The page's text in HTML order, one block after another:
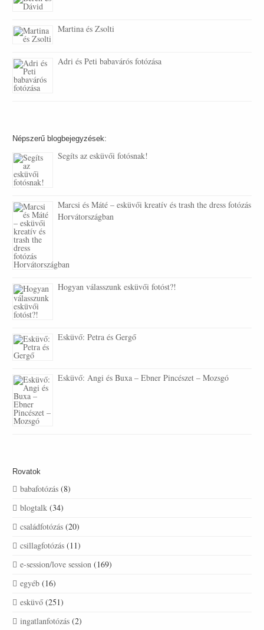
Martina és Zsolti
Adri és Peti babavárós fotózása
Népszerű blogbejegyzések:
Segíts az esküvői fotósnak!
Marcsi és Máté – esküvői kreatív és trash the dress fotózás
Horvátországban
Hogyan válasszunk esküvői fotóst?!
Esküvő: Petra és Gergő
Esküvő: Angi és Buxa – Ebner Pincészet – Mozsgó
Rovatok
babafotózás (8)
blogtalk (34)
családfotózás (20)
csillagfotózás (11)
e-session/love session (169)
egyéb (16)
esküvő (251)
ingatlanfotózás (2)